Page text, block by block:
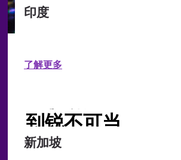
我们的计划
到锐不可当
如果您带着求知欲、开放心态和远大
印度
了解更多
新加坡